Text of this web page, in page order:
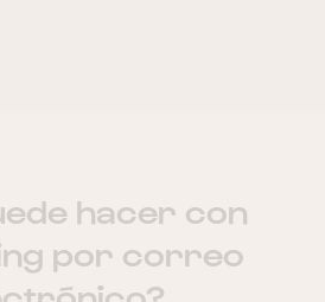
hacer con
por correo